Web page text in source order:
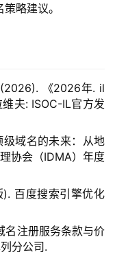
略建议。
《2026年. il
夫: ISOC-IL官方发
域名的未来：从地
协会（IDMA）年度
百度搜索引擎优化
注册服务条款与价
分公司.